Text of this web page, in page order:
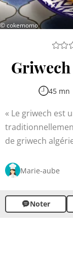
© cokemomo
45 mn
Le griwech est
de griwech
Marie-aube
Noter